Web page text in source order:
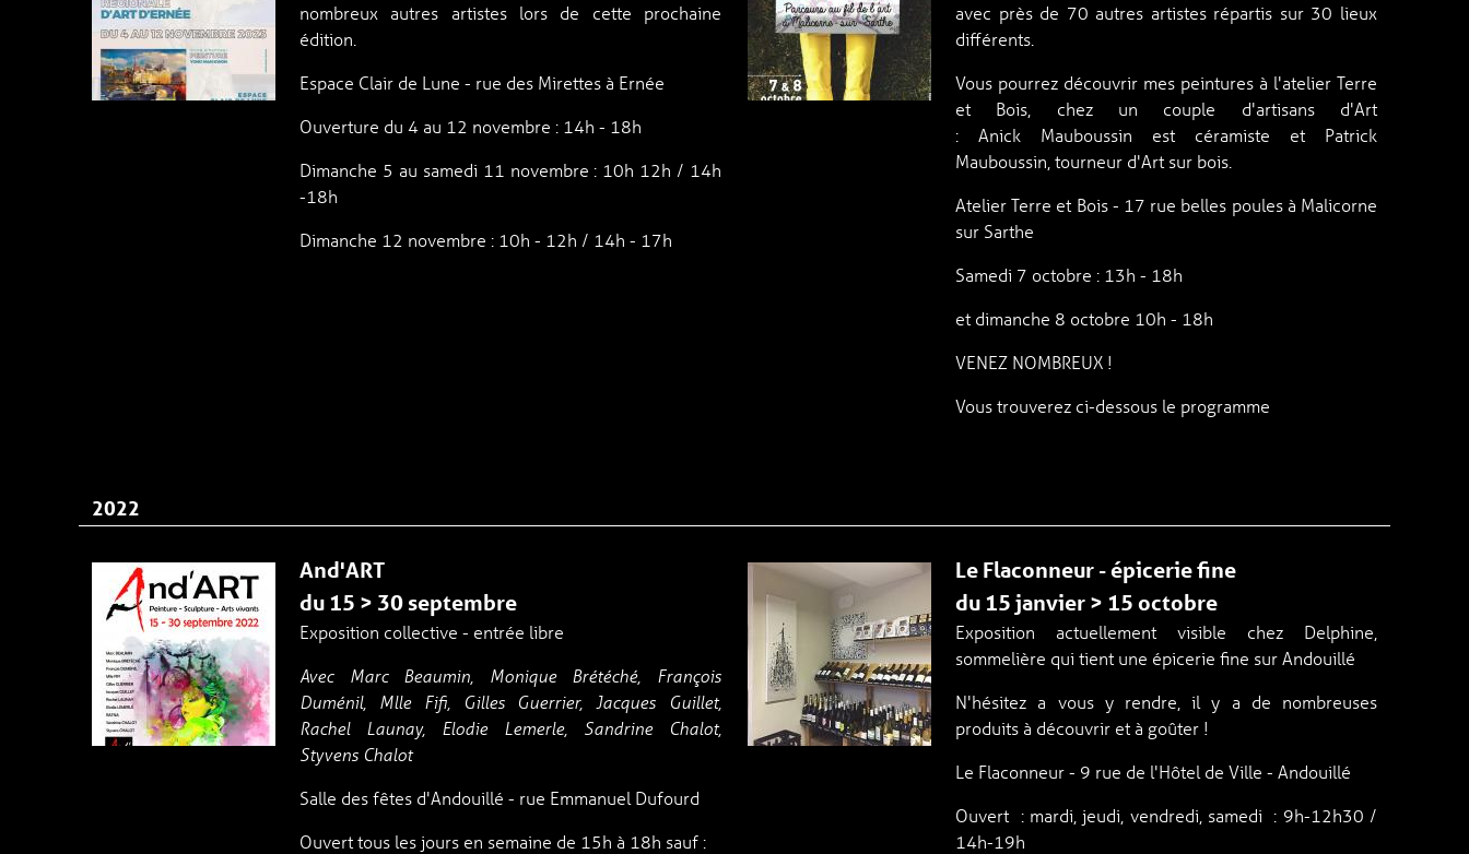
nombreux autres artistes lors de cette prochaine
édition.
Espace Clair de Lune - rue des Mirettes à Ernée
Ouverture du 4 au 12 novembre : 14h - 18h
Dimanche 5 au samedi 11 novembre : 10h 12h / 14h
-18h
Dimanche 12 novembre : 10h - 12h / 14h - 17h
avec près de 70 autres artistes répartis sur 30 lieux
différents.
Vous pourrez découvrir mes peintures à l'atelier Terre
et Bois, chez un couple d'artisans d'Art
: Anick Mauboussin est céramiste et Patrick
Mauboussin, tourneur d'Art sur bois.
Atelier Terre et Bois - 17 rue belles poules à Malicorne
sur Sarthe
Samedi 7 octobre : 13h - 18h
et dimanche 8 octobre 10h - 18h
VENEZ NOMBREUX !
Vous trouverez ci-dessous le programme
2022
And'ART
du 15 > 30 septembre
Exposition collective - entrée libre
Avec Marc Beaumin, Monique Brétéché, François
Duménil, Mlle Fifi, Gilles Guerrier, Jacques Guillet,
Rachel Launay, Elodie Lemerle, Sandrine Chalot,
Styvens Chalot
Salle des fêtes d'Andouillé - rue Emmanuel Dufourd
Ouvert tous les jours en semaine de 15h à 18h sauf :
Le Flaconneur - épicerie fine
du 15 janvier > 15 octobre
Exposition actuellement visible chez Delphine,
sommelière qui tient une épicerie fine sur Andouillé
N'hésitez a vous y rendre, il y a de nombreuses
produits à découvrir et à goûter !
Le Flaconneur - 9 rue de l'Hôtel de Ville - Andouillé
Ouvert : mardi, jeudi, vendredi, samedi : 9h-12h30 /
14h-19h